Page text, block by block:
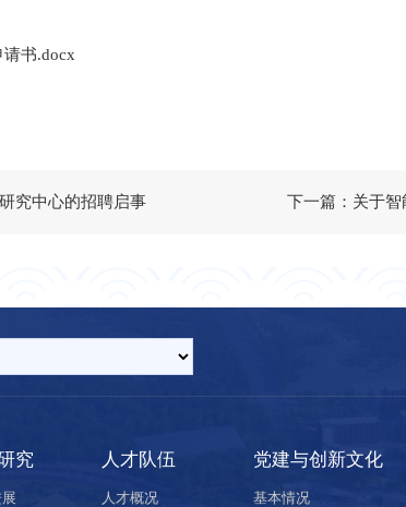
书.docx
究中心的招聘启事 下一篇：关于
究 人才队伍
人才概况
党建与创新文化
基本情况